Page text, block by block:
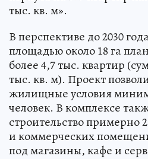
тыс. кв. м».
В перспективе до 2030
площадью около 18 га
более 4,7 тыс. квартир
тыс. кв. м). Проект
жилищные условия
человек. В комплексе
строительство
и коммерческих
под магазины, кафе и